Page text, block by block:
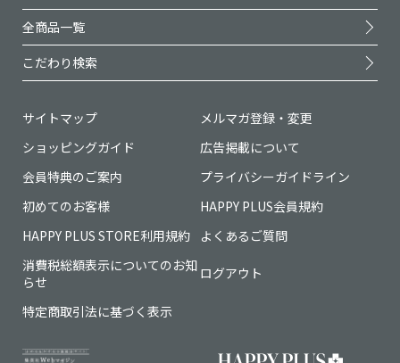
全商品一覧
こだわり検索
サイトマップ
メルマガ登録・変更
ショッピングガイド
広告掲載について
会員特典のご案内
プライバシーガイドライン
初めてのお客様
HAPPY PLUS会員規約
HAPPY PLUS STORE利用規約
よくあるご質問
消費税総額表示についてのお知
らせ
ログアウト
特定商取引法に基づく表示